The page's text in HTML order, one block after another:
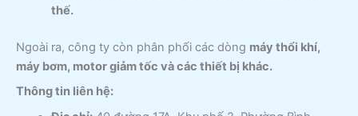
thế.
Ngoài ra, công ty còn phân phối các dòng máy thổi khí,
máy bơm, motor giảm tốc và các thiết bị khác.
Thông tin liên hệ: